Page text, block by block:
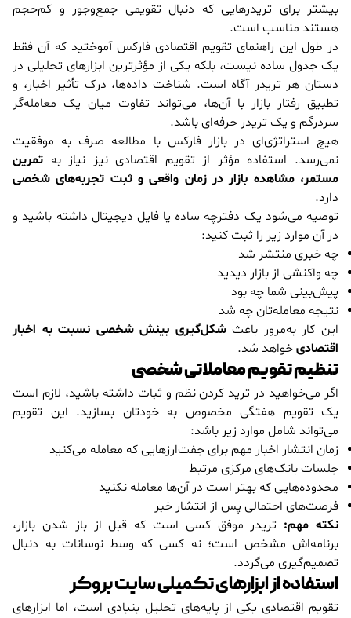
بیشتر برای تریدرهایی که دنبال تقویمی جمع‌وجور و کم‌حجم
هستند مناسب است.
در طول این راهنمای تقویم اقتصادی فارکس آموختید که آن فقط
یک جدول ساده نیست، بلکه یکی از مؤثرترین ابزارهای تحلیلی در
دستان هر تریدر آگاه است. شناخت داده‌ها، درک تأثیر اخبار، و
تطبیق رفتار بازار با آن‌ها، می‌تواند تفاوت میان یک معامله‌گر
سردرگم و یک تریدر حرفه‌ای باشد.
هیچ استراتژی‌ای در بازار فارکس با مطالعه صرف به موفقیت
نمی‌رسد. استفاده مؤثر از تقویم اقتصادی نیز نیاز به تمرین
مستمر، مشاهده بازار در زمان واقعی و ثبت تجربه‌های شخصی
دارد.
توصیه می‌شود یک دفترچه ساده یا فایل دیجیتال داشته باشید و
در آن موارد زیر را ثبت کنید:
چه خبری منتشر شد
چه واکنشی از بازار دیدید
پیش‌بینی شما چه بود
نتیجه معامله‌تان چه شد
این کار به‌مرور باعث شکل‌گیری بینش شخصی نسبت به اخبار
اقتصادیخواهد شد.
تنظیم تقویم معاملاتی شخصی
اگر می‌خواهید در ترید کردن نظم و ثبات داشته باشید، لازم است
یک تقویم هفتگی مخصوص به خودتان بسازید. این تقویم
می‌تواند شامل موارد زیر باشد:
زمان انتشار اخبار مهم برای جفت‌ارزهایی که معامله می‌کنید
جلسات بانک‌های مرکزی مرتبط
محدوده‌هایی که بهتر است در آن‌ها معامله نکنید
فرصت‌های احتمالی پس از انتشار خبر
نکته مهم:تریدر موفق کسی است که قبل از باز شدن بازار،
برنامه‌اش مشخص است؛ نه کسی که وسط نوسانات به دنبال
تصمیم‌گیری می‌گردد.
استفاده از ابزارهای تکمیلی سایت بروکر
تقویم اقتصادی یکی از پایه‌های تحلیل بنیادی است، اما ابزارهای